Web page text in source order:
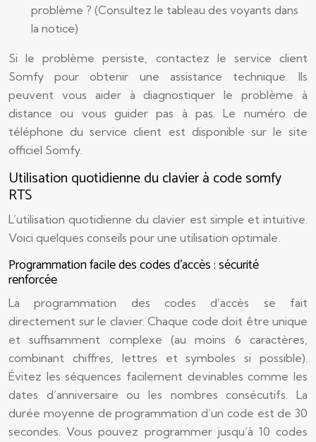
problème ? (Consultez le tableau des voyants dans
la notice)
Si le problème persiste, contactez le service client
Somfy pour obtenir une assistance technique. Ils
peuvent vous aider à diagnostiquer le problème à
distance ou vous guider pas à pas. Le numéro de
téléphone du service client est disponible sur le site
officiel Somfy.
Utilisation quotidienne du clavier à code somfy
RTS
L’utilisation quotidienne du clavier est simple et intuitive.
Voici quelques conseils pour une utilisation optimale.
Programmation facile des codes d’accès : sécurité
renforcée
La programmation des codes d’accès se fait
directement sur le clavier. Chaque code doit être unique
et suffisamment complexe (au moins 6 caractères,
combinant chiffres, lettres et symboles si possible).
Évitez les séquences facilement devinables comme les
dates d’anniversaire ou les nombres consécutifs. La
durée moyenne de programmation d’un code est de 30
secondes. Vous pouvez programmer jusqu’à 10 codes